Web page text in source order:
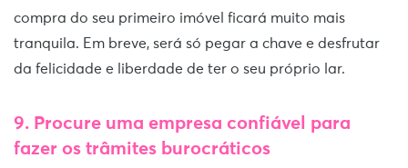
compra do seu primeiro imóvel ficará muito mais
tranquila. Em breve, será só pegar a chave e desfrutar
da felicidade e liberdade de ter o seu próprio lar.
9. Procure uma empresa confiável para
fazer os trâmites burocráticos